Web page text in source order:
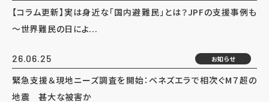
【コラム更新】実は身近な「国内避難民」とは？JPFの支援事例も
～世界難民の日によ...
26.06.25 お知らせ
緊急支援＆現地ニーズ調査を開始：ベネズエラで相次ぐM７超の
地震 甚大な被害か